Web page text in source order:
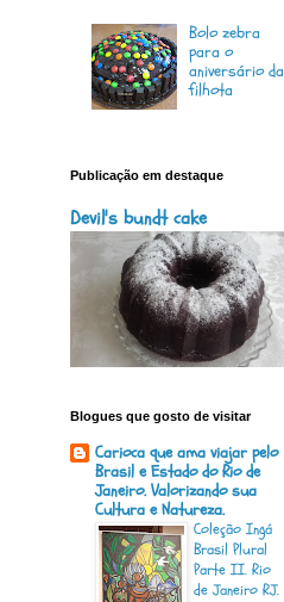
Bolo zebra
para o
aniversário da
filhota
Publicação em destaque
Devil's bundt cake
Blogues que gosto de visitar
Carioca que ama viajar pelo
Brasil e Estado do Rio de
Janeiro. Valorizando sua
Cultura e Natureza.
Coleção Ingá
Brasil Plural
Parte II. Rio
de Janeiro RJ.